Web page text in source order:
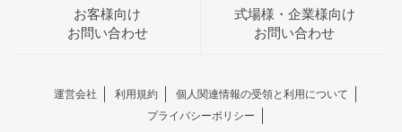
お客様向け
お問い合わせ
式場様・企業様向け
お問い合わせ
運営会社 利用規約
個人関連情報の受領と利用について
プライバシーポリシー